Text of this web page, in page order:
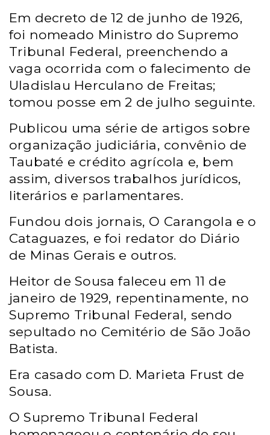
Em decreto de 12 de junho de 1926,
foi nomeado Ministro do Supremo
Tribunal Federal, preenchendo a
vaga ocorrida com o falecimento de
Uladislau Herculano de Freitas;
tomou posse em 2 de julho seguinte.
Publicou uma série de artigos sobre
organização judiciária, convênio de
Taubaté e crédito agrícola e, bem
assim, diversos trabalhos jurídicos,
literários e parlamentares.
Fundou dois jornais, O Carangola e o
Cataguazes, e foi redator do Diário
de Minas Gerais e outros.
Heitor de Sousa faleceu em 11 de
janeiro de 1929, repentinamente, no
Supremo Tribunal Federal, sendo
sepultado no Cemitério de São João
Batista.
Era casado com D. Marieta Frust de
Sousa.
O Supremo Tribunal Federal